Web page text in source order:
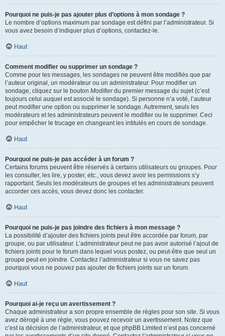
Pourquoi ne puis-je pas ajouter plus d’options à mon sondage ?
Le nombre d’options maximum par sondage est défini par l’administrateur. Si
vous avez besoin d’indiquer plus d’options, contactez-le.
Haut
Comment modifier ou supprimer un sondage ?
Comme pour les messages, les sondages ne peuvent être modifiés que par
l’auteur original, un modérateur ou un administrateur. Pour modifier un
sondage, cliquez sur le bouton Modifierdu premier message du sujet (c’est
toujours celui auquel est associé le sondage). Si personne n’a voté, l’auteur
peut modifier une option ou supprimer le sondage. Autrement, seuls les
modérateurs et les administrateurs peuvent le modifier ou le supprimer. Ceci
pour empêcher le trucage en changeant les intitulés en cours de sondage.
Haut
Pourquoi ne puis-je pas accéder à un forum ?
Certains forums peuvent être réservés à certains utilisateurs ou groupes. Pour
les consulter, les lire, y poster, etc., vous devez avoir les permissions s’y
rapportant. Seuls les modérateurs de groupes et les administrateurs peuvent
accorder ces accès, vous devez donc les contacter.
Haut
Pourquoi ne puis-je pas joindre des fichiers à mon message ?
La possibilité d’ajouter des fichiers joints peut être accordée par forum, par
groupe, ou par utilisateur. L’administrateur peut ne pas avoir autorisé l’ajout de
fichiers joints pour le forum dans lequel vous postez, ou peut-être que seul un
groupe peut en joindre. Contactez l’administrateur si vous ne savez pas
pourquoi vous ne pouvez pas ajouter de fichiers joints sur un forum.
Haut
Pourquoi ai-je reçu un avertissement ?
Chaque administrateur a son propre ensemble de règles pour son site. Si vous
avez dérogé à une règle, vous pouvez recevoir un avertissement. Notez que
c’est la décision de l’administrateur, et que phpBB Limited n’est pas concerné